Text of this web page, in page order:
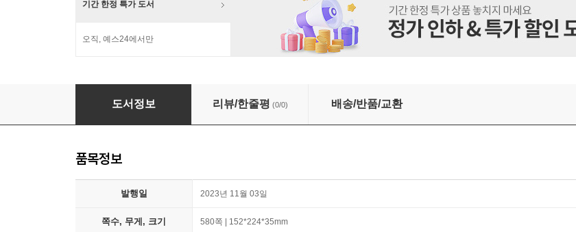
기간 한정 특가 도서
오직, 예스24에서만
비교 한국 경제사 (상)
도서정보 리뷰/한줄평 (0/0) 배송/반품/교환
품목정보
발행일 2023년 11월 03일
쪽수, 무게, 크기 580쪽 | 152*224*35mm